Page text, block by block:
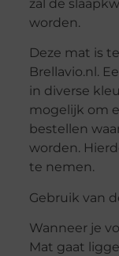
zal de
worden.
Deze mat is
Brellavio.nl.
in diverse
mogelijk om
bestellen
worden.
te nemen.
Gebruik van
Wanneer je
Mat gaat